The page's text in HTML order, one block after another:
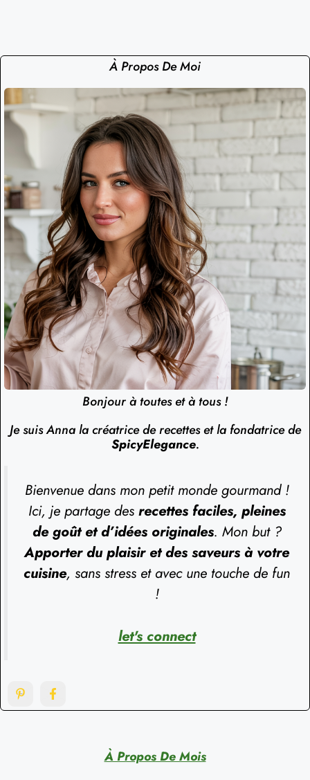
À Propos De Moi
Bonjour à toutes et à tous !
Je suis Anna la créatrice de recettes et la fondatrice de
SpicyElegance.
Bienvenue dans mon petit monde gourmand !
Ici, je partage des recettes faciles, pleines
de goût et d’idées originales. Mon but ?
Apporter du plaisir et des saveurs à votre
cuisine, sans stress et avec une touche de fun
!
let's connect
À Propos De Mois